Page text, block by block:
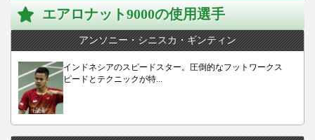
エアロナット9000の使用選手
アンソニー・シニスカ・ギンティン
インドネシアのスピードスター。圧倒的なフットワークス
ピードとテクニックが特...